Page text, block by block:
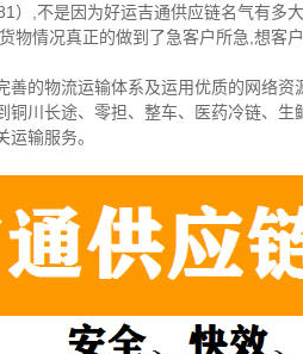
,不是因为好运吉通供应链名气有多
情况真正的做到了急客户所急,想客户
善的物流运输体系及运用优质的网络
川长途、零担、整车、医药冷链、
输服务。